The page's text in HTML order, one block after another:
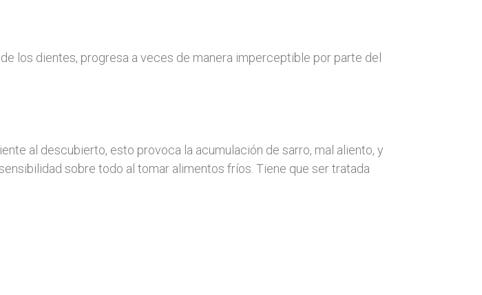
los dientes, progresa a veces de manera imperceptible por parte del
al descubierto, esto provoca la acumulación de sarro, mal aliento, y
sobre todo al tomar alimentos fríos. Tiene que ser tratada